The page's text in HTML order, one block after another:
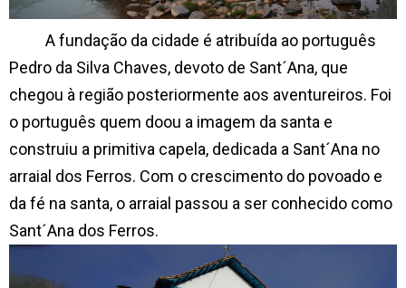
A fundação da cidade é atribuída ao português
Pedro da Silva Chaves, devoto de Sant´Ana, que
chegou à região posteriormente aos aventureiros. Foi
o português quem doou a imagem da santa e
construiu a primitiva capela, dedicada a Sant´Ana no
arraial dos Ferros. Com o crescimento do povoado e
da fé na santa, o arraial passou a ser conhecido como
Sant´Ana dos Ferros.